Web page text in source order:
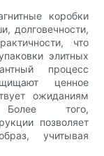
коробки
долговечности,
что
элитных
процесс
ценное
ожиданиям
Более того,
позволяет
учитывая